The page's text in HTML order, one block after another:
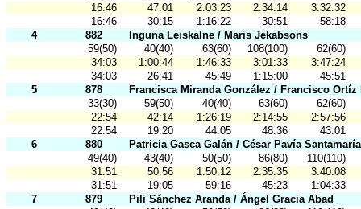
16:46
47:01 2:03:23 2:34:14
3:32:32
16:46
30:15 1:16:22 30:51
58:18
4
882
Inguna Leiskalne / Maris Jekabsons
59(50)
40(40) 63(60) 108(100)
62(60)
34:03
1:00:44 1:46:33 3:01:33
3:47:24
34:03
26:41 45:49 1:15:00
45:51
5
878
Francisca Miranda González / Francisco Ortíz
33(30)
59(50) 40(40) 63(60)
62(60)
22:54
42:14 1:26:19 2:14:55
2:57:56
22:54
19:20 44:05 48:36
43:01
6
880
Patricia Gasca Galán / César Pavía Santamaría
49(40)
43(40) 50(50) 86(80)
110(110)
31:51
50:56 1:50:12 2:35:35
3:40:08
31:51
19:05 59:16 45:23
1:04:33
7
879
Pili Sánchez Aranda / Ángel Gracia Abad